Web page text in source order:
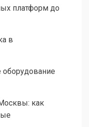
платформ до
в
как